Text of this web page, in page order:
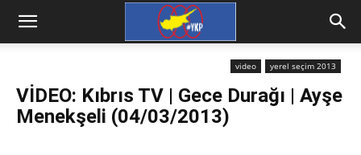
video yerel seçim 2013
VİDEO: Kıbrıs TV | Gece Durağı | Ayşe
Menekşeli (04/03/2013)